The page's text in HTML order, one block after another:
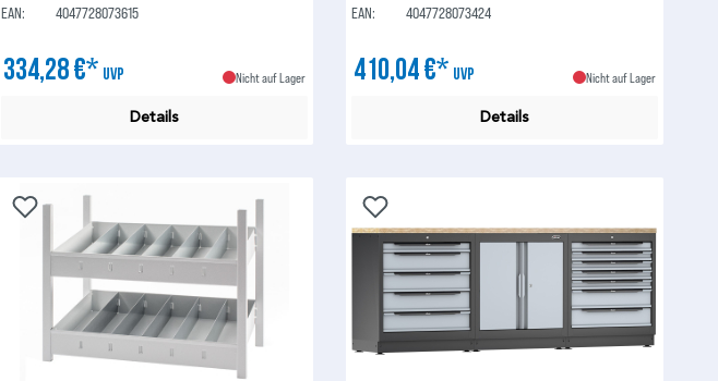
EAN:
4047728073615
334,28 €* UVP Nicht auf Lager
Details
EAN:
4047728073424
410,04 €* UVP Nicht auf Lager
Details